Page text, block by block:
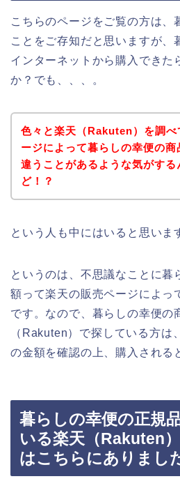
こちらのページをご覧の方は、
ことをご存知だと思いますが、
インターネットから購入できた
か？でも、、、。
色々と楽天（Rakuten）を調べ
ージによって暮らしの幸便の商
違うことがあるような気がする
ど！？
という人も中にはいると思いま
というのは、不思議なことに暮
額って楽天の販売ページによっ
です。なので、暮らしの幸便の
（Rakuten）で探している方は
の金額を確認の上、購入される
暮らしの幸便の正規
いる楽天（Rakuten
はこちらにありまし